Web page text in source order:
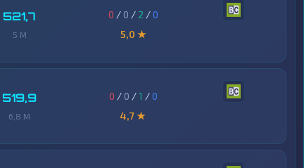
521,7
5 M
0 / 0 / 2 /0
5,0 ★
519,9
6,8 M
0 / 0 /1 /0
4,7 ★